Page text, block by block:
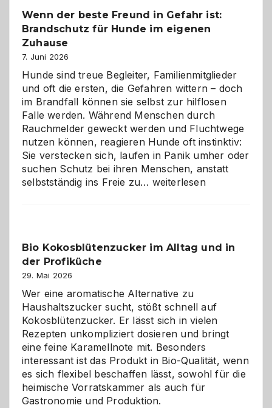
und
herzlich
Wenn der beste Freund in Gefahr ist:
Brandschutz für Hunde im eigenen
Zuhause
7. Juni 2026
Hunde sind treue Begleiter, Familienmitglieder
und oft die ersten, die Gefahren wittern – doch
im Brandfall können sie selbst zur hilflosen
Falle werden. Während Menschen durch
Rauchmelder geweckt werden und Fluchtwege
nutzen können, reagieren Hunde oft instinktiv:
Sie verstecken sich, laufen in Panik umher oder
suchen Schutz bei ihren Menschen, anstatt
selbstständig ins Freie zu… Wenn
Gefahr
für
Hunde
im
eigenen
Zuhause
weiterlesen
Bio Kokosblütenzucker im Alltag und in
der Profiküche
29. Mai 2026
Wer eine aromatische Alternative zu
Haushaltszucker sucht, stößt schnell auf
Kokosblütenzucker. Er lässt sich in vielen
Rezepten unkompliziert dosieren und bringt
eine feine Karamellnote mit. Besonders
interessant ist das Produkt in Bio-Qualität, wenn
es sich flexibel beschaffen lässt, sowohl für die
heimische Vorratskammer als auch für
Gastronomie und Produktion.